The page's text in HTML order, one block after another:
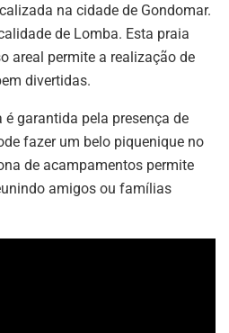
na cidade de Gondomar.
de Lomba. Esta praia
areal permite a realização de
divertidas.
garantida pela presença de
fazer um belo piquenique no
de acampamentos permite
amigos ou famílias